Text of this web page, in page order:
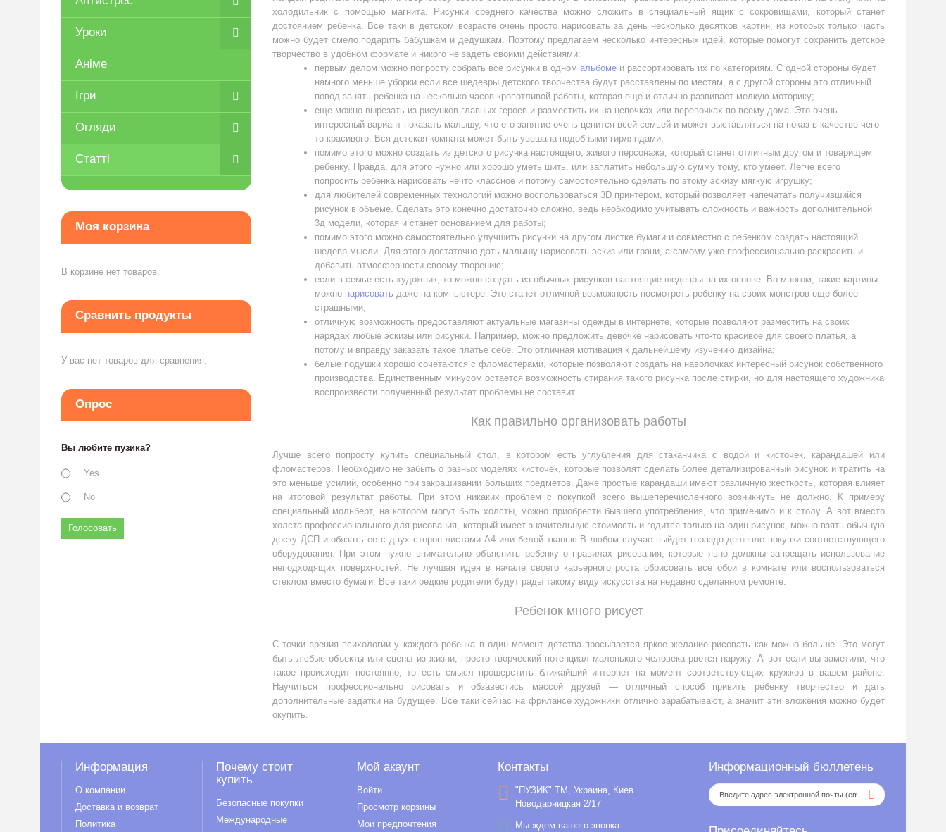
холодильник с помощью магнита. Рисунки среднего качества можно сложить в специальный ящик с сокровищами, который станет
достоянием ребенка. Все таки в детском возрасте очень просто нарисовать за день несколько десятков картин, из которых только часть
можно будет смело подарить бабушкам и дедушкам. Поэтому предлагаем несколько интересных идей, которые помогут сохранить детское
творчество в удобном формате и никого не задеть своими действиями:
первым делом можно попросту собрать все рисунки в одном альбоме и рассортировать их по категориям. С одной стороны будет
намного меньше уборки если все шедевры детского творчества будут расставлены по местам, а с другой стороны это отличный
повод занять ребенка на несколько часов кропотливой работы, которая еще и отлично развивает мелкую моторику;
еще можно вырезать из рисунков главных героев и разместить их на цепочках или веревочках по всему дома. Это очень
интересный вариант показать малышу, что его занятие очень ценится всей семьей и может выставляться на показ в качестве чего-
то красивого. Вся детская комната может быть увешана подобными гирляндами;
помимо этого можно создать из детского рисунка настоящего, живого персонажа, который станет отличным другом и товарищем
ребенку. Правда, для этого нужно или хорошо уметь шить, или заплатить небольшую сумму тому, кто умеет. Легче всего
попросить ребенка нарисовать нечто классное и потому самостоятельно сделать по этому эскизу мягкую игрушку;
для любителей современных технологий можно воспользоваться 3D принтером, который позволяет напечатать получившийся
рисунок в объеме. Сделать это конечно достаточно сложно, ведь необходимо учитывать сложность и важность дополнительной
3д модели, которая и станет основанием для работы;
помимо этого можно самостоятельно улучшить рисунки на другом листке бумаги и совместно с ребенком создать настоящий
шедевр мысли. Для этого достаточно дать малышу нарисовать эскиз или грани, а самому уже профессионально раскрасить и
добавить атмосферности своему творению;
если в семье есть художник, то можно создать из обычных рисунков настоящие шедевры на их основе. Во многом, такие картины
можно нарисовать даже на компьютере. Это станет отличной возможность посмотреть ребенку на своих монстров еще более
страшными;
отличную возможность предоставляют актуальные магазины одежды в интернете, которые позволяют разместить на своих
нарядах любые эскизы или рисунки. Например, можно предложить девочке нарисовать что-то красивое для своего платья, а
потому и вправду заказать такое платье себе. Это отличная мотивация к дальнейшему изучению дизайна;
белые подушки хорошо сочетаются с фломастерами, которые позволяют создать на наволочках интересный рисунок собственного
производства. Единственным минусом остается возможность стирания такого рисунка после стирки, но для настоящего художника
воспроизвести полученный результат проблемы не составит.
Как правильно организовать работы
Лучше всего попросту купить специальный стол, в котором есть углубления для стаканчика с водой и кисточек, карандашей или
фломастеров. Необходимо не забыть о разных моделях кисточек, которые позволят сделать более детализированный рисунок и тратить на
это меньше усилий, особенно при закрашивании больших предметов. Даже простые карандаши имеют различную жесткость, которая влияет
на итоговой результат работы. При этом никаких проблем с покупкой всего вышеперечисленного возникнуть не должно. К примеру
специальный мольберт, на котором могут быть холсты, можно приобрести бывшего употребления, что применимо и к столу. А вот вместо
холста профессионального для рисования, который имеет значительную стоимость и годится только на один рисунок, можно взять обычную
доску ДСП и обязать ее с двух сторон листами А4 или белой тканью В любом случае выйдет гораздо дешевле покупки соответствующего
оборудования. При этом нужно внимательно объяснить ребенку о правилах рисования, которые явно должны запрещать использование
неподходящих поверхностей. Не лучшая идея в начале своего карьерного роста обрисовать все обои в комнате или воспользоваться
стеклом вместо бумаги. Все таки редкие родители будут рады такому виду искусства на недавно сделанном ремонте.
Ребенок много рисует
С точки зрения психологии у каждого ребенка в один момент детства просыпается яркое желание рисовать как можно больше. Это могут
быть любые объекты или сцены из жизни, просто творческий потенциал маленького человека рвется наружу. А вот если вы заметили, что
такое происходит постоянно, то есть смысл прошерстить ближайший интернет на момент соответствующих кружков в вашем районе.
Научиться профессионально рисовать и обзавестись массой друзей — отличный способ привить ребенку творчество и дать
дополнительные задатки на будущее. Все таки сейчас на фрилансе художники отлично зарабатывают, а значит эти вложения можно будет
окупить.
Уроки
Аніме
Ігри
Огляди
Статті
Моя корзина
В корзине нет товаров.
Сравнить продукты
У вас нет товаров для сравнения.
Опрос
Вы любите пузика?
Yes
No
Голосовать
Информация
О компании
Доставка и возврат
Политика
Почему стоит
купить
Безопасные покупки
Международные
Мой акаунт
Войти
Просмотр корзины
Мои предпочтения
Контакты
"ПУЗИК" ТМ, Украина, Киев
Новодарницкая 2/17
Мы ждем вашего звонка:
Информационный бюллетень